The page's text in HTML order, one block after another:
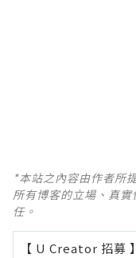
*本站之內容由作者所
所有博客的立場、真
任。
【 U Creator 招募 】